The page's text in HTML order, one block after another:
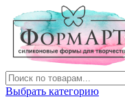
Выбрать категорию